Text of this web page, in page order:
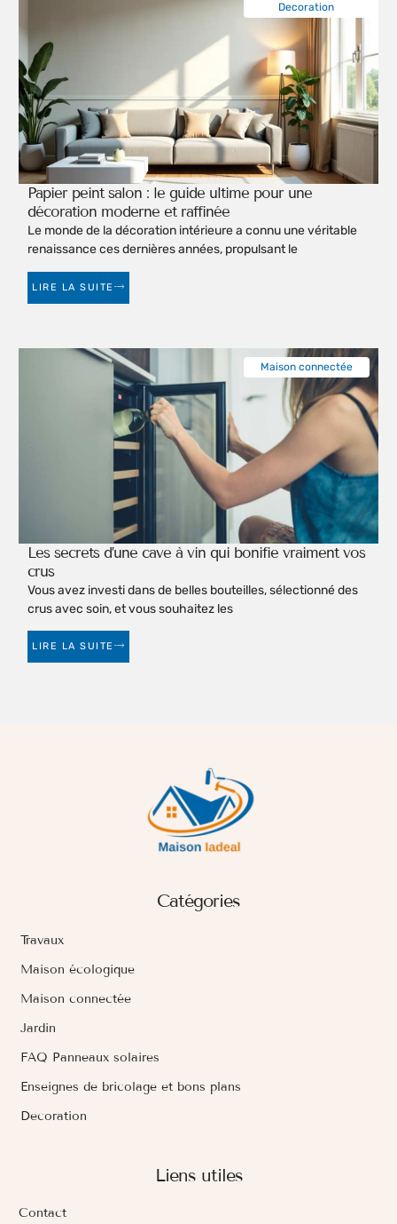
Papier peint salon : le guide ultime pour une
décoration moderne et raffinée
Le monde de la décoration intérieure a connu une véritable
renaissance ces dernières années, propulsant le
LIRE LA SUITE
Decoration
Les secrets d’une cave à vin qui bonifie vraiment vos
crus
Vous avez investi dans de belles bouteilles, sélectionné des
crus avec soin, et vous souhaitez les
LIRE LA SUITE
Maison connectée
Catégories
Travaux
Maison écologique
Maison connectée
Jardin
FAQ Panneaux solaires
Enseignes de bricolage et bons plans
Decoration
Liens utiles
Contact